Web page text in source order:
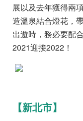
展以及去年獲得兩
造溫泉結合燈花，
出遊時，務必要配
2021迎接2022！
【新北市】